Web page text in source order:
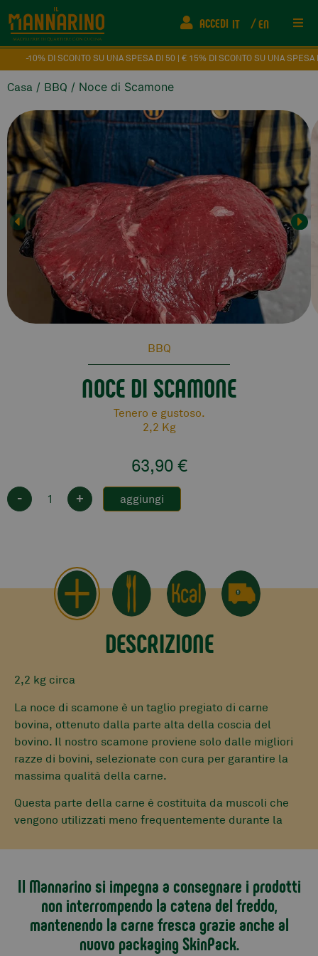
FAQ
ACCEDI IT EN
SCONTO SU UNA SPESA DI 50 | € 15% DI SCONTO SU UNA SPESA DI 80 € |
Casa / BBQ / Noce di Scamone
BBQ
NOCE DI SCAMONE
Tenero e gustoso.
2,2 Kg
63,90 €
- + aggiungi
DESCRIZIONE
2,2 kg circa
La noce di scamone è un taglio pregiato di carne
bovina, ottenuto dalla parte alta della coscia del
bovino. Il nostro scamone proviene solo dalle migliori
razze di bovini, selezionate con cura per garantire la
massima qualità della carne.
Questa parte della carne è costituita da muscoli che
vengono utilizzati meno frequentemente durante la
grasso intramuscolare, il che lo rende un’ottima scelta
per chi cerca di limitare l’apporto di grassi nella
propria dieta.
Inoltre, grazie alla sua magrezza, lo scamone risulta
Il Mannarino si impegna a consegnare i prodotti
non interrompendo la catena del freddo,
mantenendo la carne fresca grazie anche al
nuovo packaging SkinPack.